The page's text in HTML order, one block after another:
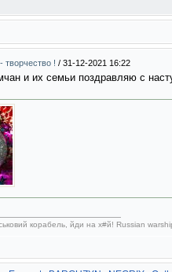
творчество ! / 31-12-2021 16:22
и их семьи поздравляю с
корабель, йди на х#й! Russian